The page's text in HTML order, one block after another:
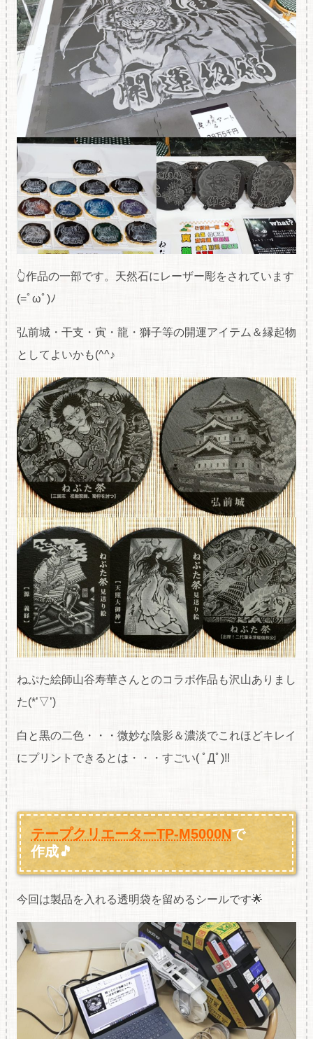
👆作品の一部です。天然石にレーザー彫をされています
(=ﾟωﾟ)ﾉ
弘前城・干支・寅・龍・獅子等の開運アイテム＆縁起物
としてよいかも(^^♪
ねぷた絵師山谷寿華さんとのコラボ作品も沢山ありまし
た(*’▽’)
白と黒の二色・・・微妙な陰影＆濃淡でこれほどキレイ
にプリントできるとは・・・すごい( ﾟДﾟ)!!
テープクリエーターTP‐M5000Nで
作成🎵
今回は製品を入れる透明袋を留めるシールです🌟